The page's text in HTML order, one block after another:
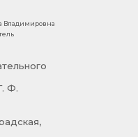
Владимировна
Ф.